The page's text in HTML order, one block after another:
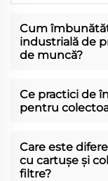
Cum
industrială de
de muncă?
Ce practici de
pentru
Care este
cu cartușe și
filtre?